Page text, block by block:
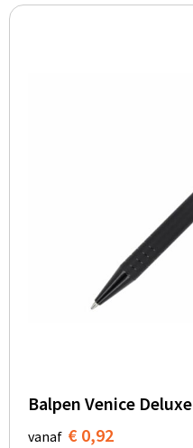
Balpen Venice Deluxe
vanaf € 0,92